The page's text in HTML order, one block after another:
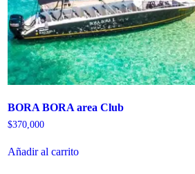
BORA BORA area Club
$370,000
Añadir al carrito